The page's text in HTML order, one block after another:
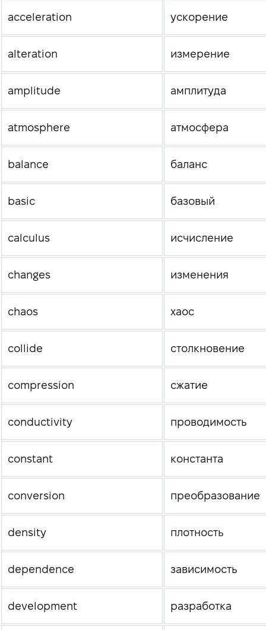
acceleration ускорение
alteration измерение
amplitude амплитуда
atmosphere атмосфера
balance баланс
basic базовый
calculus исчисление
changes изменения
chaos хаос
collide столкновение
compression сжатие
conductivity проводимость
constant константа
conversion преобразование
density плотность
dependence зависимость
development разработка